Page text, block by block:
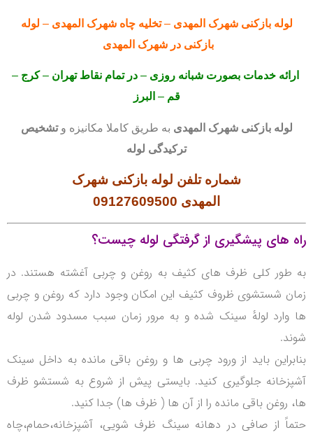
لوله بازکنی شهرک المهدی –تخلیه چاه شهرک المهدی – لوله
بازکنی در شهرک المهدی
ارائه خدمات بصورت شبانه روزی – در تمام نقاط تهران –کرج –
قم – البرز
لوله بازکنی شهرک المهدی به طریق کاملا مکانیزه وتشخیص
ترکیدگی لوله
شماره تلفن لوله بازکنی شهرک
المهدی 09127609500
راه های پیشگیری از گرفتگی لوله چیست؟
به طور کلی ظرف های کثیف به روغن و چربی آغشته هستند. در
زمان شستشوی ظروف کثیف این امکان وجود دارد که روغن و چربی
ها وارد لولهٔ سینک شده و به مرور زمان سبب مسدود شدن لوله
شوند.
بنابراین باید از ورود چربی ها و روغن باقی مانده به داخل سینک
آشپزخانه جلوگیری کنید. بایستی پیش از شروع به شستشو ظرف
ها، روغن باقی مانده را از آن ها ( ظرف ها) جدا کنید.
حتماً از صافی در دهانه سینگ ظرف شویی، آشپزخانه،حمام،چاه